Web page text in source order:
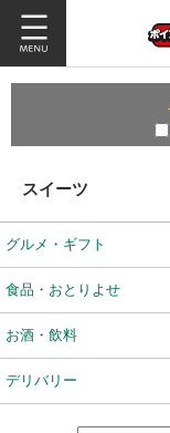
スイーツ
グルメ・ギフト
食品・おとりよせ
お酒・飲料
デリバリー